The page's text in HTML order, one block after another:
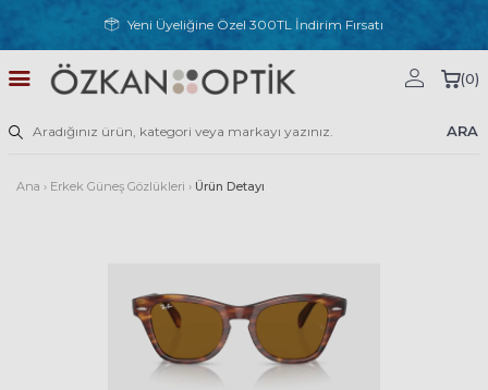
Yeni Üyeliğine Özel 300TL İndirim Fırsatı
ARA
(0)
Ana › Erkek Güneş Gözlükleri › Ürün Detayı